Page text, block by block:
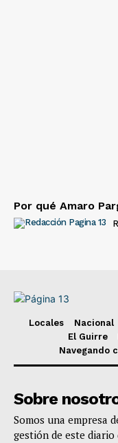
Por qué Amaro
Locales Nacional
El Guirre
Navegando
Sobre
Somos una empresa
gestión de este